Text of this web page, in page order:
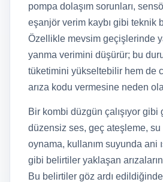
pompa dolaşım sorunları,
eşanjör verim kaybı gibi teknik
Özellikle mevsim geçişlerinde
yanma verimini düşürür; bu
tüketimini yükseltebilir hem de
arıza kodu vermesine neden
Bir kombi düzgün çalışıyor gibi
düzensiz ses, geç ateşleme, su
oynama, kullanım suyunda ani
gibi belirtiler yaklaşan
Bu belirtiler göz ardı